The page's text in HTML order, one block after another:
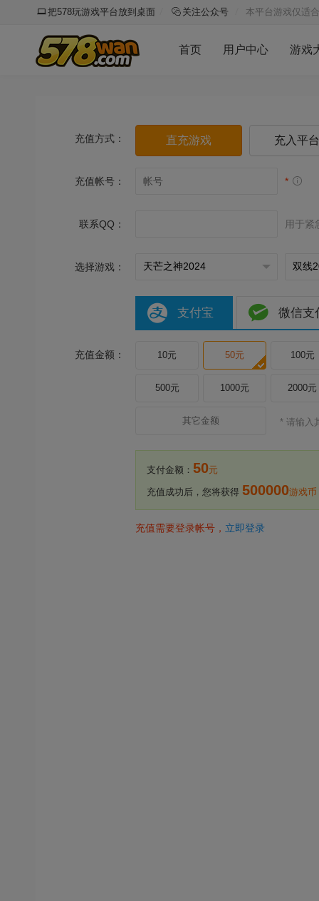
把578玩游戏平台放到桌面 关注公众号 本平台游戏仅适
首页 用户中心 游戏
充值方式： 直充游戏 充入平
充值帐号： *
联系QQ： 用于紧
选择游戏：
支付宝 微信支
充值金额： 10元 50元 100元
500元 1000元 2000元
* 请输入
支付金额： 50元
充值成功后，您将获得 500000游戏币
充值需要登录帐号， 立即登录